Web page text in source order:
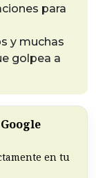
para
y muchas
golpea a
en tu